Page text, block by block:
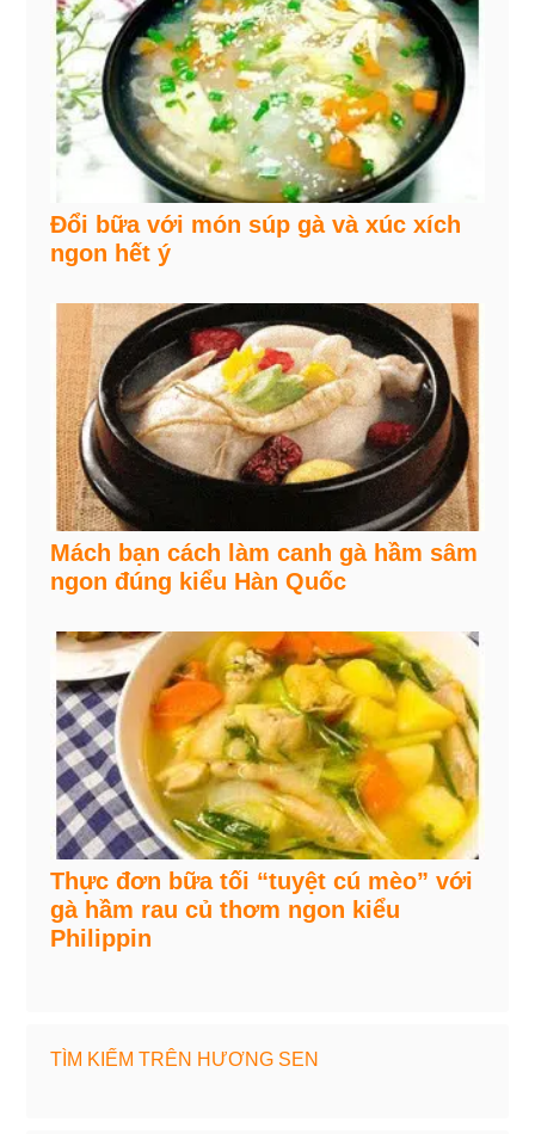
Đổi bữa với món súp gà và xúc xích
ngon hết ý
Mách bạn cách làm canh gà hầm sâm
ngon đúng kiểu Hàn Quốc
Thực đơn bữa tối “tuyệt cú mèo” với
gà hầm rau củ thơm ngon kiểu
Philippin
TÌM KIẾM TRÊN HƯƠNG SEN